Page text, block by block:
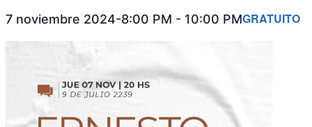
7 noviembre 2024-8:00 PM - 10:00 PMGRATUITO